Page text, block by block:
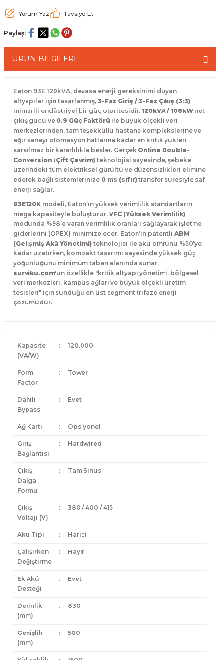
PaketleriYorum Yaz Tavsiye Et
Paylaş:
ÜRÜN BİLGİLERİ
Eaton 93E 120kVA, devasa enerji gereksinimi duyan
altyapılar için tasarlanmış, 3-Faz Giriş / 3-Faz Çıkış (3:3)
mimarili endüstriyel bir güç otoritesidir. 120kVA / 108kW net
çıkış gücü ve 0.9 Güç Faktörü ile büyük ölçekli veri
merkezlerinden, tam teşekküllü hastane komplekslerine ve
ağır sanayi otomasyon hatlarına kadar en kritik yükleri
sarsılmaz bir kararlılıkla besler. Gerçek Online Double-
Conversion (Çift Çevrim) teknolojisi sayesinde, şebeke
üzerindeki tüm elektriksel gürültü ve düzensizlikleri elimine
ederek bağlı sistemlerinize 0 ms (sıfır) transfer süresiyle saf
enerji sağlar.
93E120K modeli, Eaton’ın yüksek verimlilik standartlarını
mega kapasiteyle buluşturur. VFC (Yüksek Verimlilik)
modunda %98’e varan verimlilik oranları sağlayarak işletme
giderlerini (OPEX) minimize eder. Eaton’ın patentli ABM
(Gelişmiş Akü Yönetimi) teknolojisi ile akü ömrünü %50’ye
kadar uzatırken, kompakt tasarımı sayesinde yüksek güç
yoğunluğunu minimum taban alanında sunar.
surviku.com'un özellikle "kritik altyapı yönetimi, bölgesel
veri merkezleri, kampüs ağları ve büyük ölçekli üretim
tesisleri" için sunduğu en üst segment trifaze enerji
çözümüdür.
Kapasite
(VA/W)
: 120.000
Form
Factor
: Tower
Dahili
Bypass
: Evet
Ağ Kartı : Opsiyonel
Giriş
Bağlantısı
: Hardwired
Çıkış
Dalga
Formu
: Tam Sinüs
Çıkış
Voltajı (V)
: 380 / 400 / 415
Akü Tipi : Harici
Çalışırken
Değiştirme
: Hayır
Ek Akü
Desteği
: Evet
Derinlik
(mm)
: 830
Genişlik
(mm)
: 500